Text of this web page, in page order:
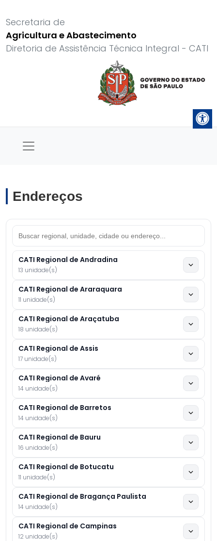
Secretaria de
Agricultura e Abastecimento
Diretoria de Assistência Técnica Integral - CATI
Endereços
CATI Regional de Andradina
13 unidade(s)
CATI Regional de Araraquara
11 unidade(s)
CATI Regional de Araçatuba
18 unidade(s)
CATI Regional de Assis
17 unidade(s)
CATI Regional de Avaré
14 unidade(s)
CATI Regional de Barretos
14 unidade(s)
CATI Regional de Bauru
16 unidade(s)
CATI Regional de Botucatu
11 unidade(s)
CATI Regional de Bragança Paulista
14 unidade(s)
CATI Regional de Campinas
12 unidade(s)